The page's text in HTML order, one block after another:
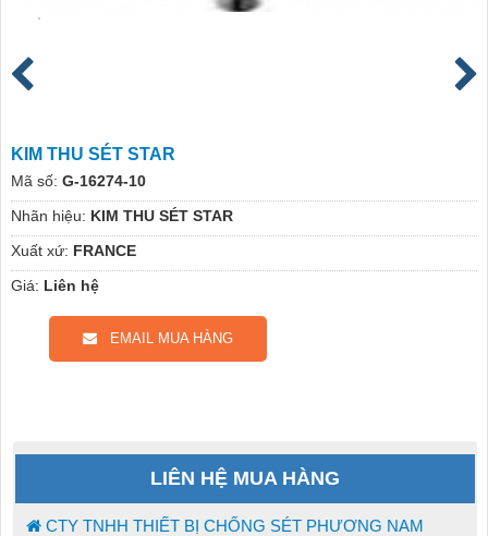
KIM THU SÉT STAR
Mã số: G-16274-10
Nhãn hiệu: KIM THU SÉT STAR
Xuất xứ: FRANCE
Giá: Liên hệ
EMAIL MUA HÀNG
LIÊN HỆ MUA HÀNG
CTY TNHH THIẾT BỊ CHỐNG SÉT PHƯƠNG NAM